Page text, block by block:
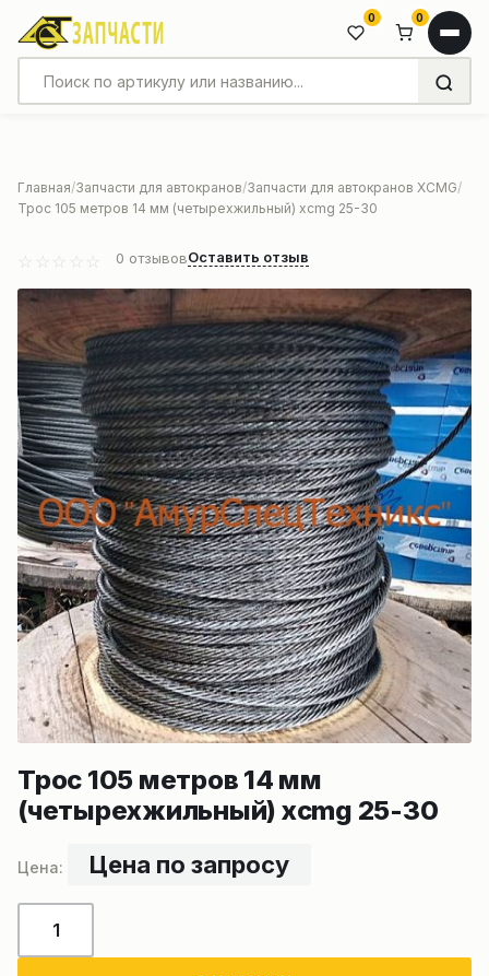
0 0
Главная Запчасти для автокранов Запчасти для автокранов XCMG
Трос 105 метров 14 мм (четырехжильный) xcmg 25-30
0 отзывовОставить отзыв
Трос 105 метров 14 мм
(четырехжильный) xcmg 25-30
Цена по запросу
товара